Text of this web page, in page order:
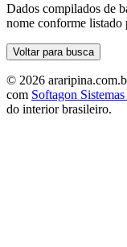
Dados compilados de
nome conforme listado
Voltar para busca
© 2026
com Softagon Sistemas
do interior brasileiro.